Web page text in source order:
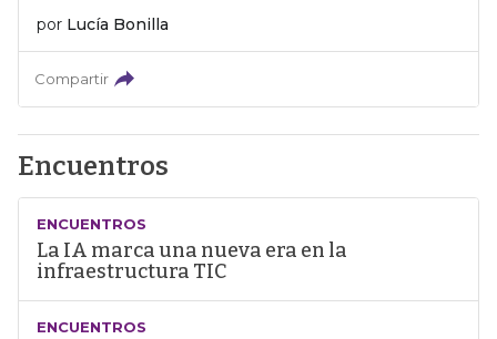
por Lucía Bonilla
Compartir
Encuentros
ENCUENTROS
La IA marca una nueva era en la
infraestructura TIC
ENCUENTROS